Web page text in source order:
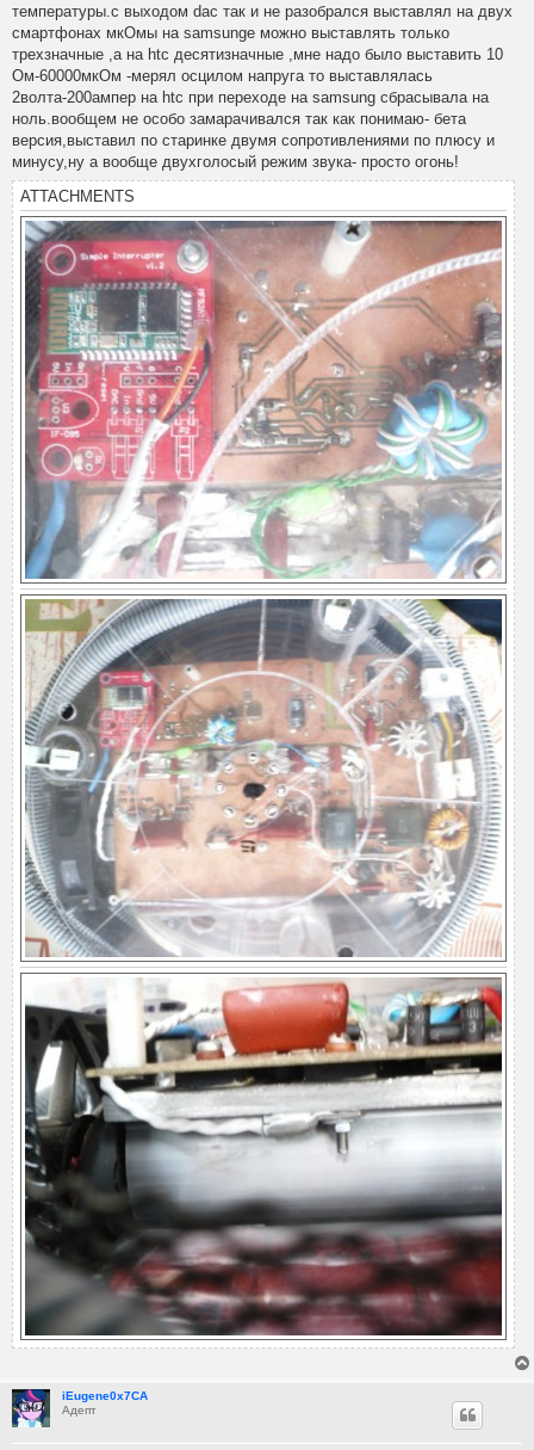
температуры.с выходом dac так и не разобрался выставлял на двух
смартфонах мкОмы на samsunge можно выставлять только
трехзначные ,а на htc десятизначные ,мне надо было выставить 10
Ом-60000мкОм -мерял осцилом напруга то выставлялась
2волта-200ампер на htc при переходе на samsung сбрасывала на
ноль.вообщем не особо замарачивался так как понимаю- бета
версия,выставил по старинке двумя сопротивлениями по плюсу и
минусу,ну а вообще двухголосый режим звука- просто огонь!
ATTACHMENTS
iEugene0x7CA
Адепт